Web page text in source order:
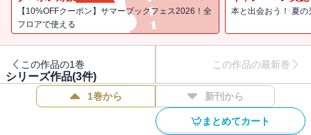
よ。だって、みんなの笑顔を守る、それが――少年マンガのヒーロ
ーだから! 熱血ラブコメ、涙涙の感動最終回! 【小学中級から
【10%OFFクーポン】サマーブックフェス2026！全
フロアで使える
本と出会おう！ 夏の
この作品の1巻 この作品の最新巻
シリーズ作品(3件)
1巻から 新刊から
まとめてカート